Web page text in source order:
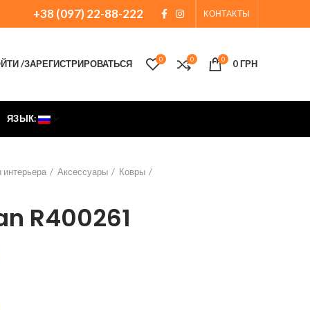
+38 (097) 22-88-222 КОНТАКТЫ
/ЗАРЕГИСТРИРОВАТЬСЯ 0 0 0 0ГРН
ЯЗЫК:
Аксессуары
Ковры
R400261